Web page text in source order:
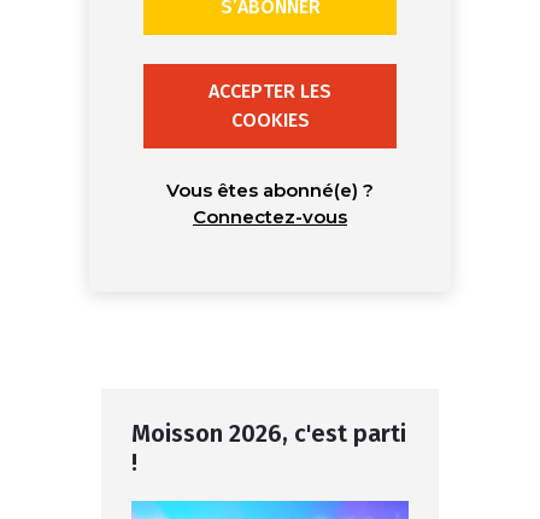
S’ABONNER
ACCEPTER LES
COOKIES
Vous êtes abonné(e) ?
Connectez-vous
Moisson 2026, c'est parti
!